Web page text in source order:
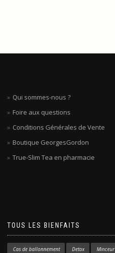
Qui sommes-nous ?
Foire aux questions
Conditions Générales de Vente
Boutique GeorgesGordon
True-Slim Tea en pharmacie
TOUS LES BIENFAITS
Cas de ballonnement Detox Minceur